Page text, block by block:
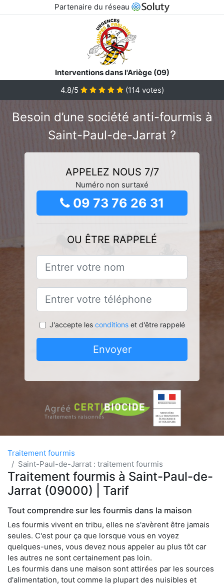
Partenaire du réseau
Interventions dans l'Ariège (09)
4.8/5
(114 votes)
Besoin d’une société anti-fourmis à
Saint-Paul-de-Jarrat ?
APPELEZ NOUS 7/7
Numéro non surtaxé
09 73 76 26 31
OU ÊTRE RAPPELÉ
J'accepte les conditionset d'être rappelé
Envoyer
Traitement fourmis
Saint-Paul-de-Jarrat : traitement fourmis
Traitement fourmis à Saint-Paul-de-
Jarrat (09000) | Tarif
Tout comprendre sur les fourmis dans la maison
Les fourmis vivent en tribu, elles ne s'avèrent être jamais
seules. C'est pour ça que lorsque vous en voyez
quelques-unes, vous devez nous appeler au plus tôt car
les autres ne sont certainement pas loin.
Les fourmis dans une maison sont attirées par les sources
d'alimentation, tout comme la plupart des nuisibles et